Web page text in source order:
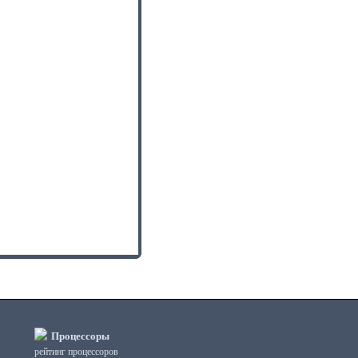
Процессоры
рейтинг процессоров